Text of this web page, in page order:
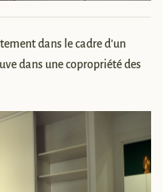
dans le cadre d’un
dans une copropriété des